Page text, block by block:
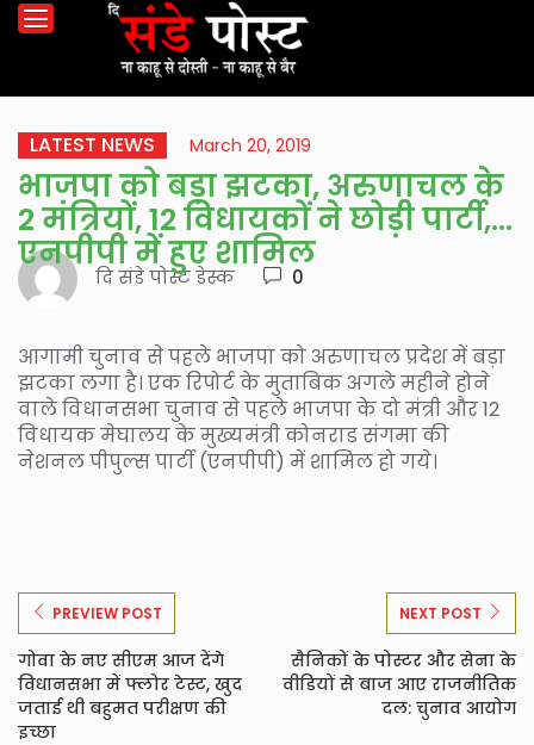
LATEST NEWS March 20, 2019
भाजपा को बड़ा झटका, अरुणाचल के
2 मंत्रियों, 12 विधायकों ने छोड़ी पार्टी,
एनपीपी में हुए शामिल
दि संडे पोस्ट डेस्क 0
आगामी चुनाव से पहले भाजपा को अरुणाचल प्रदेश में बड़ा
झटका लगा है। एक रिपोर्ट के मुताबिक अगले महीने होने
वाले विधानसभा चुनाव से पहले भाजपा के दो मंत्री और 12
विधायक मेघालय के मुख्यमंत्री कोनराड संगमा की
नेशनल पीपुल्स पार्टी (एनपीपी) में शामिल हो गये।
PREVIEW POST
गोवा के नए सीएम आज देंगे
विधानसभा में फ्लोर टेस्ट, खुद
जताई थी बहुमत परीक्षण की
इच्छा
NEXT POST
सैनिकों के पोस्टर और सेना के
वीडियों से बाज आए राजनीतिक
दल: चुनाव आयोग